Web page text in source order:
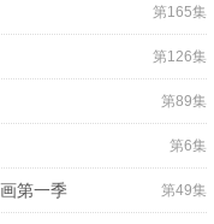
第165集
第126集
第89集
第6集
第49集
第一季